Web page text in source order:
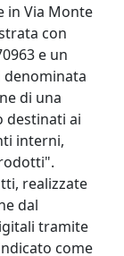
in Via Monte
con
e un
denominata
di una
destinati ai
interni,
realizzate
dal
tramite
come